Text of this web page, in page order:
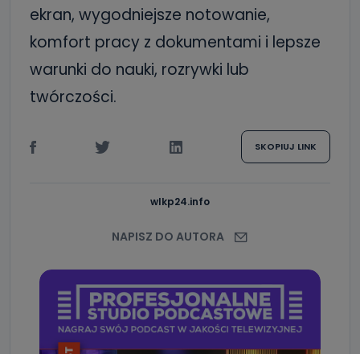
ekran, wygodniejsze notowanie,
komfort pracy z dokumentami i lepsze
warunki do nauki, rozrywki lub
twórczości.
SKOPIUJ LINK
wlkp24.info
NAPISZ DO AUTORA